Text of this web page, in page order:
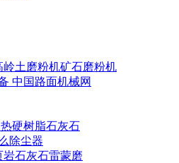
岭土磨粉机矿石磨粉机
中国路面机械网
硬树脂石灰石
除尘器
岩石灰石雷蒙磨